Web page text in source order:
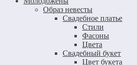
Образ невесты
Свадебное платье
Стили
Фасоны
Цвета
Свадебный букет
Цвет букета